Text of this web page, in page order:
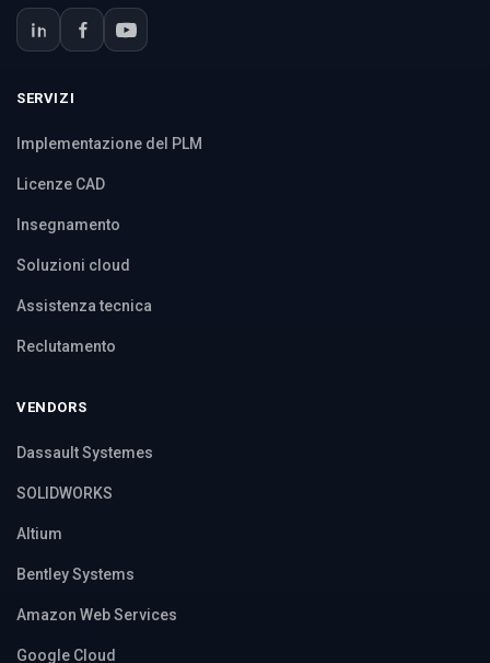
SERVIZI
Implementazione del PLM
Licenze CAD
Insegnamento
Soluzioni cloud
Assistenza tecnica
Reclutamento
VENDORS
Dassault Systemes
SOLIDWORKS
Altium
Bentley Systems
Amazon Web Services
Google Cloud